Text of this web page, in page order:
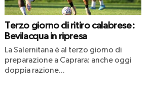
Terzo giorno di ritiro calabrese:
Bevilacqua in ripresa
La Salernitana è al terzo giorno di
preparazione a Caprara: anche oggi
doppia razione...